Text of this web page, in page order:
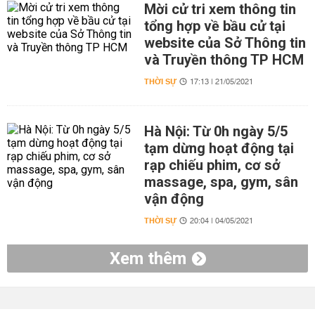
Mời cử tri xem thông tin
tổng hợp về bầu cử tại
website của Sở Thông tin
và Truyền thông TP HCM
THỜI SỰ 17:13 | 21/05/2021
Hà Nội: Từ 0h ngày 5/5
tạm dừng hoạt động tại
rạp chiếu phim, cơ sở
massage, spa, gym, sân
vận động
THỜI SỰ 20:04 | 04/05/2021
Xem thêm